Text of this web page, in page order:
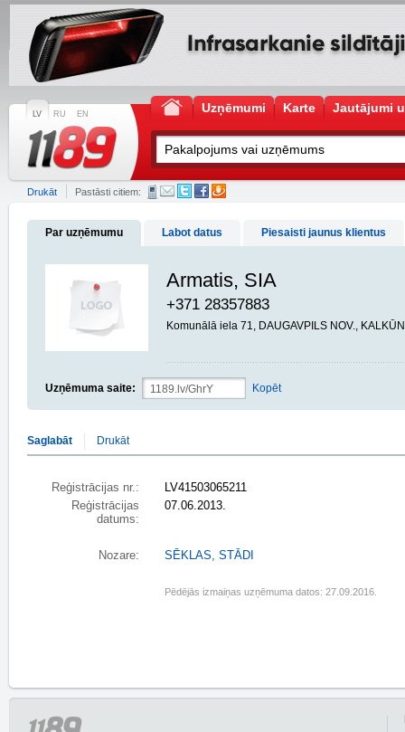
LV RU EN Uzņēmumi Karte Jautājumi
Drukāt Pastāsti citiem:
Par uzņēmumu Labot datus Piesaisti jaunus klientus
Armatis, SIA
+371 28357883
Komunālā iela 71, DAUGAVPILS NOV.,
Uzņēmuma saite: Kopēt
Saglabāt Drukāt
Reģistrācijas nr.:
LV41503065211
Reģistrācijas
datums:
07.06.2013.
Nozare: SĒKLAS, STĀDI
Pēdējās izmaiņas uzņēmuma datos: 27.09.2016.